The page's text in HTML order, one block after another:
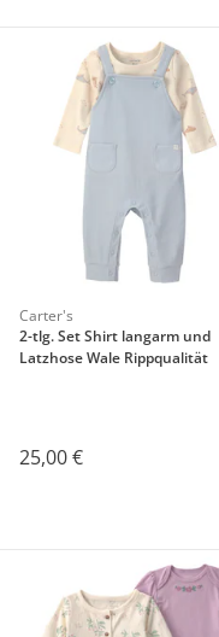
Carter's
2-tlg. Set Shirt langarm und
Latzhose Wale Rippqualität
25,00 €